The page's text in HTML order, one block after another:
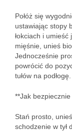
Połóż się
ustawiając stopy
łokciach i umieść
mięśnie, unieś
Jednocześnie
powrócić do
tułów na podłogę.
**Jak
Stań prosto,
schodzenie w tył